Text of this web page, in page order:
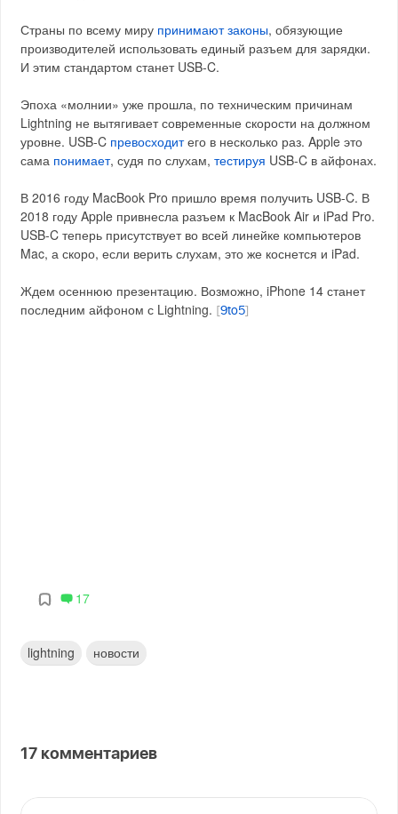
Страны по всему миру принимают законы, обязующие
производителей использовать единый разъем для зарядки.
И этим стандартом станет USB-C.
Эпоха «молнии» уже прошла, по техническим причинам
Lightning не вытягивает современные скорости на должном
уровне. USB-C превосходитего в несколько раз. Apple это
сама понимает, судя по слухам,тестируя USB-C в айфонах.
В 2016 году MacBook Pro пришло время получить USB-C. В
2018 году Apple привнесла разъем к MacBook Air и iPad Pro.
USB-C теперь присутствует во всей линейке компьютеров
Mac, а скоро, если верить слухам, это же коснется и iPad.
Ждем осеннюю презентацию. Возможно, iPhone 14 станет
последним айфоном с Lightning.
[9to5
17
lightning новости
17 комментариев